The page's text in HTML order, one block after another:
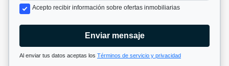
Acepto recibir información sobre ofertas inmobiliarias
Enviar mensaje
Al enviar tus datos aceptas los Términos de servicio y privacidad